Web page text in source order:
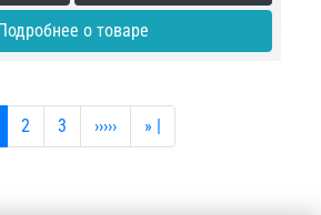
о товаре
страница
Страница
2 Страница
3 Следующая страница
››››› Последняя страница
» |